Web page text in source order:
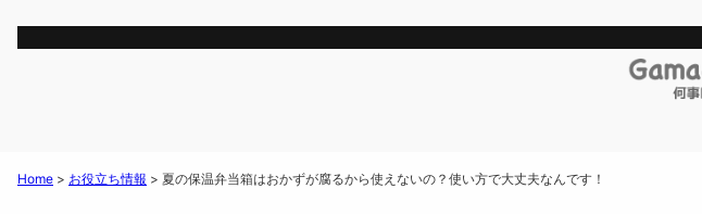
Home > お役立ち情報 > 夏の保温弁当箱はおかずが腐るから使えないの？使い方で大丈夫なんです！